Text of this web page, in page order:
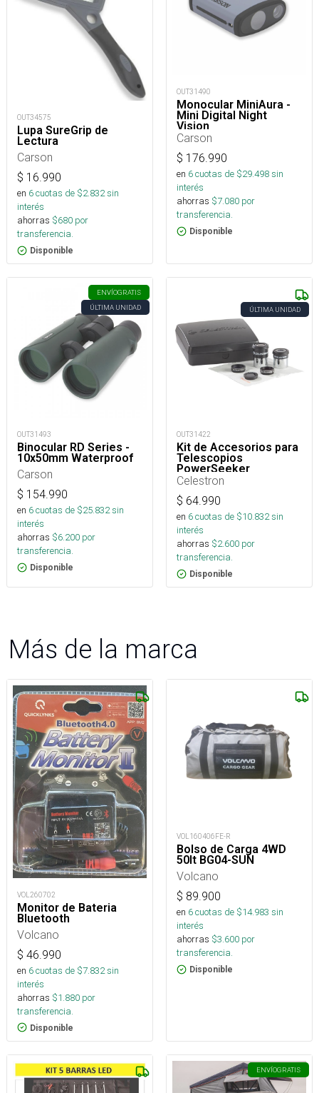
OUT34575
Lupa SureGrip de
Lectura
Carson
$ 16.990
en 6cuotas de $2.832sin
interés
ahorras $680 por
transferencia.
Disponible
OUT31490
Monocular MiniAura -
Mini Digital Night
Vision
Carson
$ 176.990
en 6cuotas de $29.498sin
interés
ahorras $7.080 por
transferencia.
Disponible
ENVÍOGRATIS
ÚLTIMA UNIDAD
OUT31493
Binocular RD Series -
10x50mm Waterproof
Carson
$ 154.990
en 6cuotas de $25.832sin
interés
ahorras $6.200 por
transferencia.
Disponible
ÚLTIMA UNIDAD
OUT31422
Kit de Accesorios para
Telescopios
PowerSeeker
Celestron
$ 64.990
en 6cuotas de $10.832sin
interés
ahorras $2.600 por
transferencia.
Disponible
Más de la marca
VOL260702
Monitor de Bateria
Bluetooth
Volcano
$ 46.990
en 6cuotas de $7.832sin
interés
ahorras $1.880 por
transferencia.
Disponible
VOL160406FE-R
Bolso de Carga 4WD
50lt BG04-SUN
Volcano
$ 89.900
en 6cuotas de $14.983 sin
interés
ahorras $3.600 por
transferencia.
Disponible
ENVÍOGRATIS